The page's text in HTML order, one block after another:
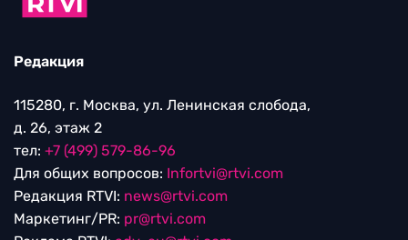
Редакция
115280, г. Москва, ул. Ленинская слобода,
д. 26, этаж 2
тел: +7 (499) 579-86-96
Для общих вопросов: Infortvi@rtvi.com
Редакция RTVI: news@rtvi.com
Маркетинг/PR: pr@rtvi.com